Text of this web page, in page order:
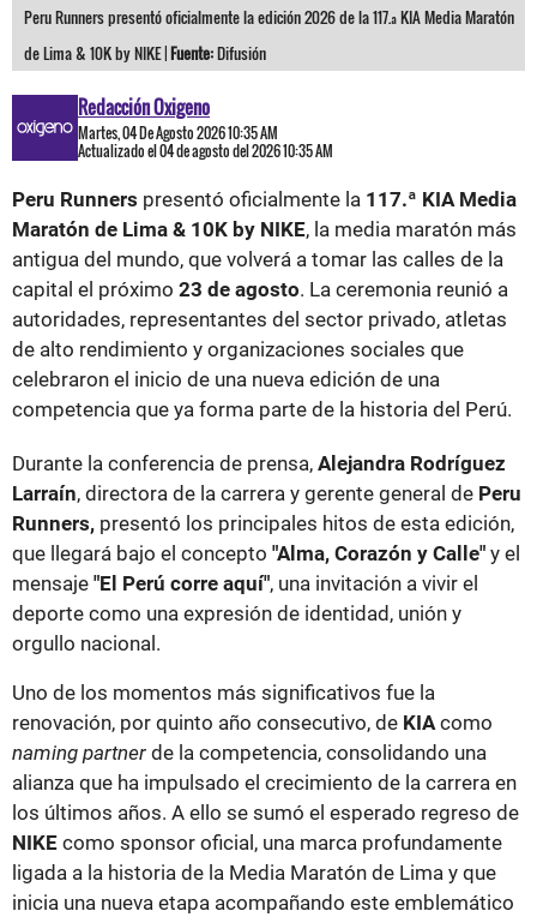
Peru Runners presentó oficialmente la edición 2026 de la 117.ª KIA Media Maratón
de Lima & 10K by NIKE |Fuente:Difusión
Redacción Oxigeno
Martes, 04 De Agosto 2026 10:35 AM
Actualizado el 04 de agosto del 2026 10:35 AM
Peru Runners presentó oficialmente la 117.ª KIA Media
Maratón de Lima & 10K by NIKE, la media maratón más
antigua del mundo, que volverá a tomar las calles de la
capital el próximo 23 de agosto. La ceremonia reunió a
autoridades, representantes del sector privado, atletas
de alto rendimiento y organizaciones sociales que
celebraron el inicio de una nueva edición de una
competencia que ya forma parte de la historia del Perú.
Durante la conferencia de prensa, Alejandra Rodríguez
Larraín, directora de la carrera y gerente general de Peru
Runners, presentó los principales hitos de esta edición,
que llegará bajo el concepto "Alma, Corazón y Calle" y el
mensaje "El Perú corre aquí", una invitación a vivir el
deporte como una expresión de identidad, unión y
orgullo nacional.
Uno de los momentos más significativos fue la
renovación, por quinto año consecutivo, de KIAcomo
naming partner de la competencia, consolidando una
alianza que ha impulsado el crecimiento de la carrera en
los últimos años. A ello se sumó el esperado regreso de
NIKE como sponsor oficial, una marca profundamente
ligada a la historia de la Media Maratón de Lima y que
inicia una nueva etapa acompañando este emblemático